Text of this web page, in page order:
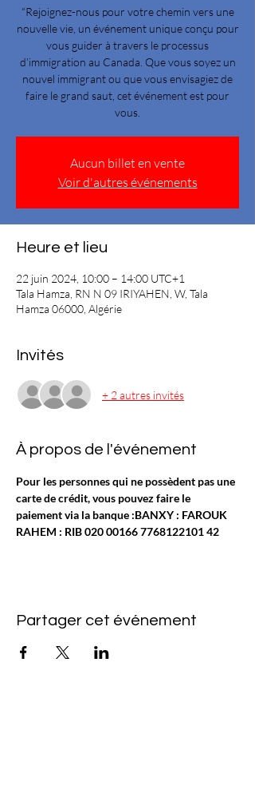
“Rejoignez-nous pour votre chemin vers une
nouvelle vie, un événement unique conçu pour
vous guider à travers le processus
d’immigration au Canada. Que vous soyez un
nouvel immigrant ou que vous envisagiez de
faire le grand saut, cet événement est pour
Aucun billet en vente
Voir d'autres événements
Heure et lieu
22 juin 2024, 10:00 – 14:00 UTC+1
Tala Hamza, RN N 09 IRIYAHEN, W, Tala
Hamza 06000, Algérie
Invités
+ 2 autres invités
À propos de l'événement
Pour les personnes qui ne possèdent pas une
carte de crédit, vous pouvez faire le
paiement via la banque :BANXY : FAROUK
RAHEM : RIB 020 00166 7768122101 42
Partager cet événement